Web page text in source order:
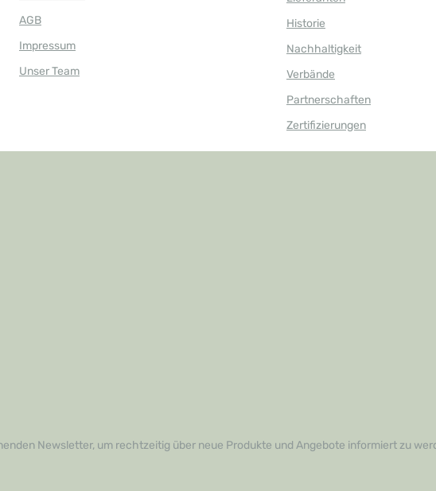
AGB
Impressum
Unser Team
Historie
Nachhaltigkeit
Verbände
Partnerschaften
Zertifizierungen
Newsletter, um rechtzeitig über neue Produkte und Angebote informiert zu